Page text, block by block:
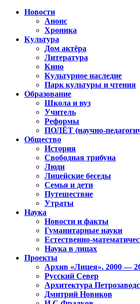
Новости
Анонс
Хроника
Культура
Дом актёра
Литература
Кино
Культурное наследие
Парк культуры и чтения
Образование
Школа и вуз
Учитель
Реформы
ПОЛЁТ (научно-
Общество
История
Свободная трибуна
Люди
Лицейские беседы
Семья и дети
Путешествие
Утраты
Наука
Новости и факты
Гуманитарные науки
Естественно-
Наука в лицах
Проекты
Архив «Лицея». 2000 —
Русский Север
Архитектура
Дмитрий Новиков